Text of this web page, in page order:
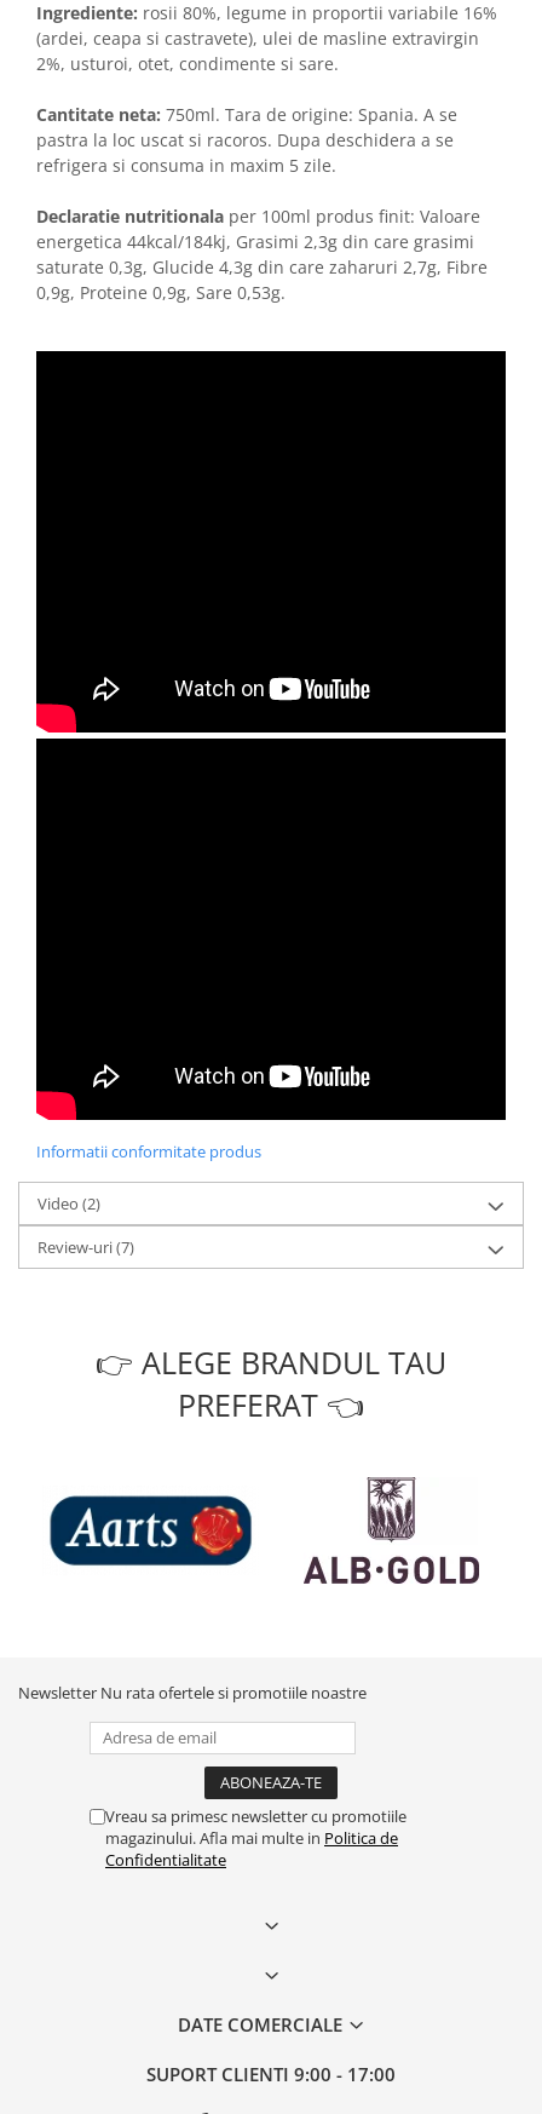
Ingrediente: rosii 80%, legume in proportii variabile 16%
(ardei, ceapa si castravete), ulei de masline extravirgin
2%, usturoi, otet, condimente si sare.
Cantitate neta: 750ml. Tara de origine: Spania. A se
pastra la loc uscat si racoros. Dupa deschidera a se
refrigera si consuma in maxim 5 zile.
Declaratie nutritionala per 100ml produs finit: Valoare
energetica 44kcal/184kj, Grasimi 2,3g din care grasimi
saturate 0,3g, Glucide 4,3g din care zaharuri 2,7g, Fibre
0,9g, Proteine 0,9g, Sare 0,53g.
Informatii conformitate produs
Video (2)
Review-uri(7)
👉 ALEGE BRANDUL TAU
PREFERAT 👈
Newsletter Nu rata ofertele si promotiile noastre
Vreau sa primesc newsletter cu promotiile
magazinului. Afla mai multe in Politica de
Confidentialitate
DATE COMERCIALE
SUPORT CLIENTI 9:00 - 17:00